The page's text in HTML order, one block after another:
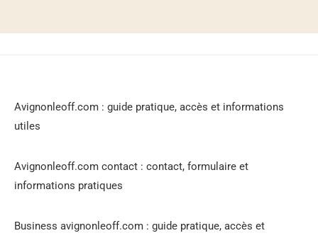
Avignonleoff.com : guide pratique, accès et informations
utiles
Avignonleoff.com contact : contact, formulaire et
informations pratiques
Business avignonleoff.com : guide pratique, accès et